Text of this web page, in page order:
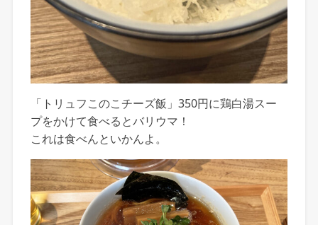
「トリュフこのこチーズ飯」350円に鶏白湯スー
プをかけて食べるとバリウマ！
これは食べんといかんよ。